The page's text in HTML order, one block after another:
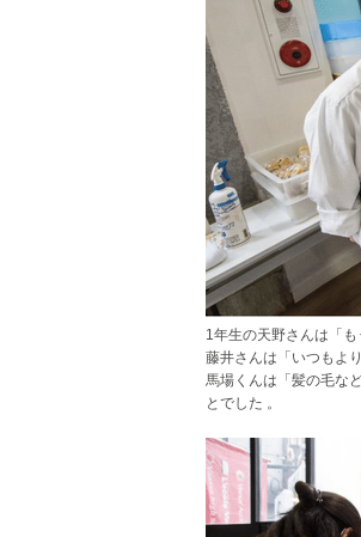
1年生の天野さんは「
藤井さんは「いつもよ
馬場くんは「髪の毛な
とでした 。